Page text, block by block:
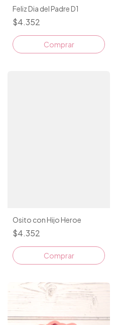
Feliz Dia del Padre D1
$4.352
Comprar
Osito con Hijo Heroe
$4.352
Comprar